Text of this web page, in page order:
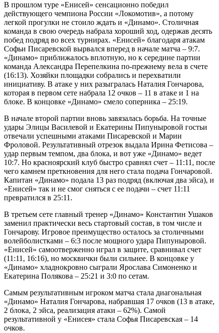
В прошлом туре «Енисей» сенсационно победил
действующего чемпиона России «Локомотив», а потому
легкой прогулки не стоило ждать и «Динамо». Столичная
команда в свою очередь набрала хороший ход, одержав десять
побед подряд во всех турнирах. «Енисей» благодаря атакам
Софьи Писаревской вырвался вперед в начале матча – 9:7.
«Динамо» приближалось вплотную, но к середине партии
команда Александра Перепелкина по-прежнему вела в счете
(16:13). Хозяйки площадки собрались и перехватили
инициативу. В атаке у них разыгралась Наталия Гончарова,
которая в первом сете набрала 12 очков – 11 в атаке и 1 на
блоке. В концовке «Динамо» смело соперника – 25:19.
В начале второй партии вновь завязалась борьба. На точные
удары Элицы Василевой и Екатерины Пипуныровой гостьи
отвечали успешными атаками Писаревской и Марии
Фроловой. Результативный отрезок выдала Ирина Фетисова –
удар первым темпом, два блока, и вот уже «Динамо» ведет
10:7. Но красноярский клуб быстро сравнял счет – 11:11, после
чего камнем преткновения для него стала подача Гончаровой.
Капитан «Динамо» подала 13 раз подряд (включая два эйса), и
«Енисей» так и не смог сняться с ее подачи – счет 11:11
превратился в 25:11.
В третьем сете главный тренер «Динамо» Константин Ушаков
заменил практически весь стартовый состав, в том числе и
Гончарову. Игровое преимущество осталось за столичными
волейболистками – 6:3 после мощного удара Пипуныровой.
«Енисей» самоотверженно играл в защите, сравнивал счет
(11:11, 16:16), но москвички были сильнее. В концовке у
«Динамо» хладнокровно сыграли Ярослава Симоненко и
Екатерина Полякова – 25:21 и 3:0 по сетам.
Самым результативным игроком матча стала диагональная
«Динамо» Наталия Гончарова, набравшая 17 очков (13 в атаке,
2 блока, 2 эйса, реализация атаки – 62%). Самой
результативной у «Енисея» стала Софья Писаревская – 14
очков.